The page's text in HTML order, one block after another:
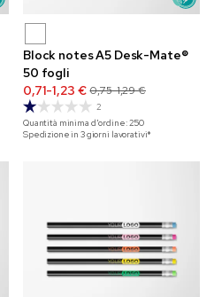
Block notes A5 Desk-Mate®
50 fogli
0,71-1,23 € 0,75-1,29 €
2
Quantità minima d'ordine:250
Spedizione in 3 giorni lavorativi*